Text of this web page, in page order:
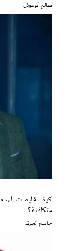
صالح أبوعوذل
كيف قايضت
متكافئة؟
جاسم الجريّد